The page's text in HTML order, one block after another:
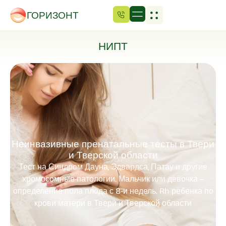
ГОРИЗОНТ
НИПТ
Неинвазивные пренатальные тесты в Твери
и Тверской области
Тест на Синдром Дауна, Эдвардса, Патау и другие
хромосомные патологии. Мальчик или девочка –
определение пола плода с 8-и недель. Rh ребенка по
крови матери в Твери и Тверской области